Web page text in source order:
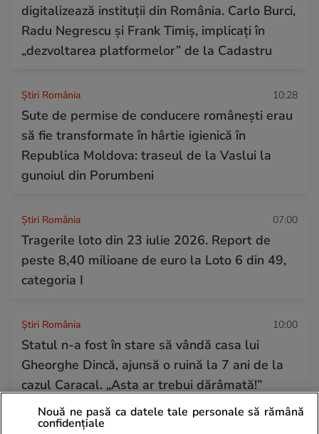
digitalizează instituții din România. Carlo Burci,
Radu Negrescu și Frank Timiș, implicați în
„dezvoltarea platformelor” de la Cadastru
Știri România 10:28
Sute de permise de conducere românești erau
să fie transformate în hârtie igienică în
Republica Moldova: traseul de la Vaslui la
gunoiul din Porumbeni
Știri România 07:00
Tragerile loto din 23 iulie 2026. Report de
peste 8,40 milioane de euro la Loto 6 din 49,
categoria I
Știri România 10:00
Statul n-a fost în stare să vândă casa lui
Gheorghe Dincă, ajunsă o ruină la 7 ani de la
cazul Caracal. „Asta ar trebui dărâmată!”
Nouă ne pasă ca datele tale personale să rămână
confidențiale